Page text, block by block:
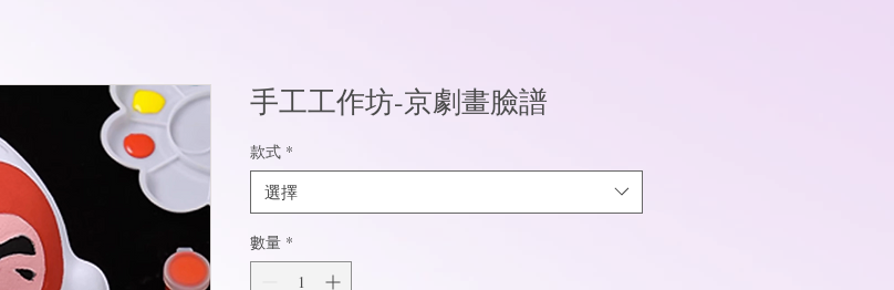
手工工作坊-京劇畫臉譜
款式 *
選擇
數量 *